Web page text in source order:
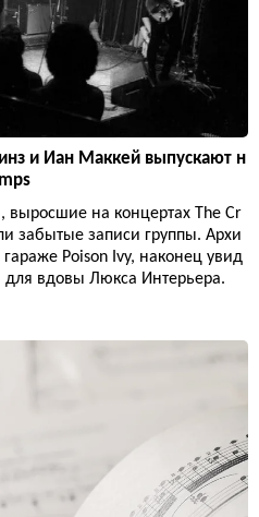
и Иан Маккей выпускают н
выросшие на концертах The Cr
забытые записи группы. Архи
Poison Ivy, наконец увид
для вдовы Люкса Интерьера.